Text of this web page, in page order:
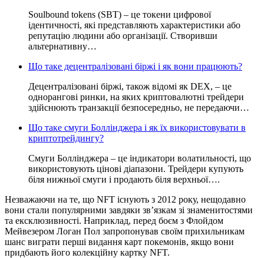
Soulbound tokens (SBT) – це токени цифрової
ідентичності, які представляють характеристики або
репутацію людини або організації. Створивши
альтернативну…
Що таке децентралізовані біржі і як вони працюють?
Децентралізовані біржі, також відомі як DEX, – це
однорангові ринки, на яких криптовалютні трейдери
здійснюють транзакції безпосередньо, не передаючи…
Що таке смуги Боллінджера і як їх використовувати в
криптотрейдингу?
Смуги Боллінджера – це індикатори волатильності, що
використовують цінові діапазони. Трейдери купують
біля нижньої смуги і продають біля верхньої….
Незважаючи на те, що NFT існують з 2012 року, нещодавно
вони стали популярними завдяки зв’язкам зі знаменитостями
та ексклюзивності. Наприклад, перед боєм з Флойдом
Мейвезером Логан Пол запропонував своїм прихильникам
шанс виграти перші видання карт покемонів, якщо вони
придбають його колекційну картку NFT.